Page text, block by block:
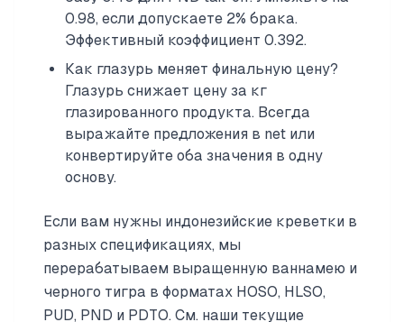
0.98, если допускаете 2% брака.
Эффективный коэффициент 0.392.
Как глазурь меняет финальную цену?
Глазурь снижает цену за кг
глазированного продукта. Всегда
выражайте предложения в net или
конвертируйте оба значения в одну
основу.
Если вам нужны индонезийские креветки в
разных спецификациях, мы
перерабатываем выращенную ваннамею и
черного тигра в форматах HOSO, HLSO,
PUD, PND и PDTO. См. наши текущие